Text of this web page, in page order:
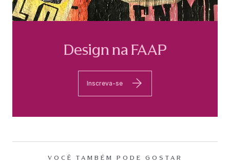
Design na FAAP
Inscreva-se
VOCÊ TAMBÉM PODE GOSTAR